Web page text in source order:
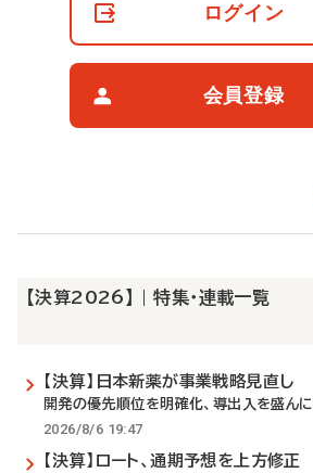
ログイン
会員登録
【決算2026】 | 特集・連載一覧
【決算】日本新薬が事業戦略見直し
開発の優先順位を明確化、導出入を盛んに
2026/8/6 19:47
【決算】ロート、通期予想を上方修正